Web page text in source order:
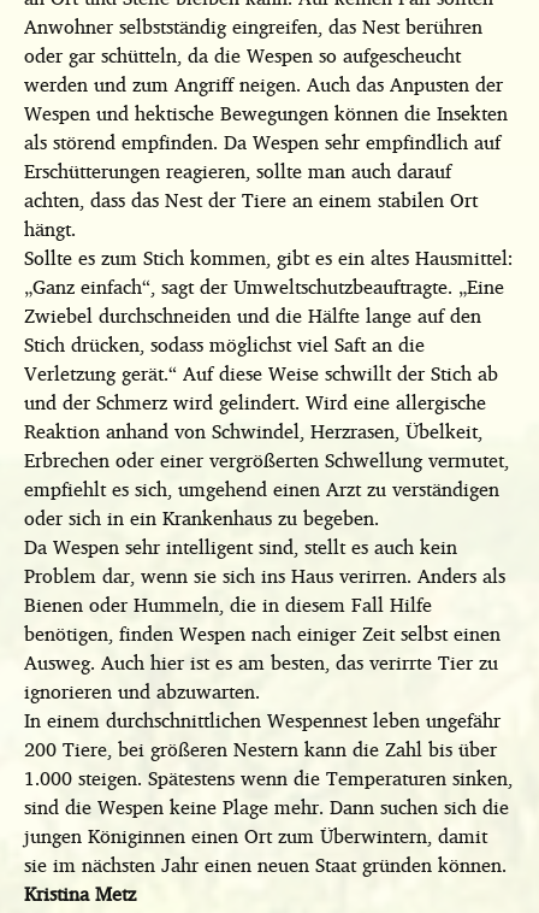
Anwohner selbstständig eingreifen, das Nest berühren
oder gar schütteln, da die Wespen so aufgescheucht
werden und zum Angriff neigen. Auch das Anpusten der
Wespen und hektische Bewegungen können die Insekten
als störend empfinden. Da Wespen sehr empfindlich auf
Erschütterungen reagieren, sollte man auch darauf
achten, dass das Nest der Tiere an einem stabilen Ort
hängt.
Sollte es zum Stich kommen, gibt es ein altes Hausmittel:
„Ganz einfach“, sagt der Umweltschutzbeauftragte. „Eine
Zwiebel durchschneiden und die Hälfte lange auf den
Stich drücken, sodass möglichst viel Saft an die
Verletzung gerät.“ Auf diese Weise schwillt der Stich ab
und der Schmerz wird gelindert. Wird eine allergische
Reaktion anhand von Schwindel, Herzrasen, Übelkeit,
Erbrechen oder einer vergrößerten Schwellung vermutet,
empfiehlt es sich, umgehend einen Arzt zu verständigen
oder sich in ein Krankenhaus zu begeben.
Da Wespen sehr intelligent sind, stellt es auch kein
Problem dar, wenn sie sich ins Haus verirren. Anders als
Bienen oder Hummeln, die in diesem Fall Hilfe
benötigen, finden Wespen nach einiger Zeit selbst einen
Ausweg. Auch hier ist es am besten, das verirrte Tier zu
ignorieren und abzuwarten.
In einem durchschnittlichen Wespennest leben ungefähr
200 Tiere, bei größeren Nestern kann die Zahl bis über
1.000 steigen. Spätestens wenn die Temperaturen sinken,
sind die Wespen keine Plage mehr. Dann suchen sich die
jungen Königinnen einen Ort zum Überwintern, damit
sie im nächsten Jahr einen neuen Staat gründen können.
Kristina Metz